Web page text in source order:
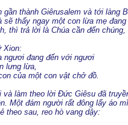
gần thành Giêrusalem và tới
thấy ngay một con lừa mẹ
thì trả lời là Chúa cần đến
Xion:
ngươi đang đến với ngươi
lưng lừa,
của một con vật chở đồ.
và làm theo lời Ðức Giêsu đã
Một đám người rất đông lấy áo
theo sau, reo hò vang dậy: